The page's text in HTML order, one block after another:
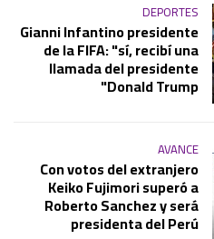
DEPORTES
Gianni Infantino presidente
de la FIFA: "sí, recibí una
llamada del presidente
Donald Trump"
AVANCE
Con votos del extranjero
Keiko Fujimori superó a
Roberto Sanchez y será
presidenta del Perú